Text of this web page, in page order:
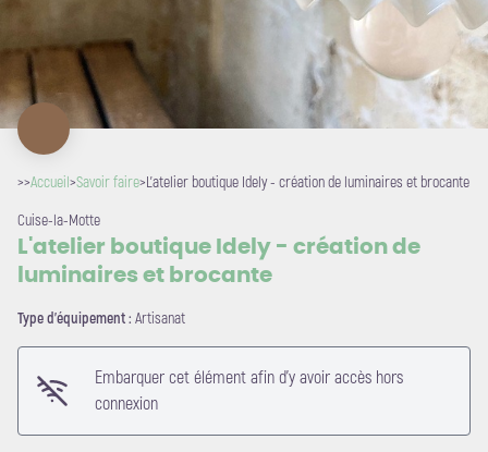
Voir l'image en plein écran
>>Accueil>Savoir faire>L'atelier boutique Idely - création de luminaires et brocante
Cuise-la-Motte
L'atelier boutique Idely - création de
luminaires et brocante
Type d'équipement : Artisanat
Embarquer cet élément afin d'y avoir accès hors
connexion